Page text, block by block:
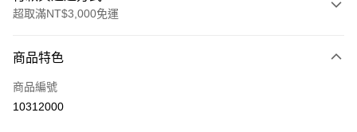
超取滿NT$3,000免運
信用卡一次付款
信用卡分期付款
商品特色
商品編號
10312000